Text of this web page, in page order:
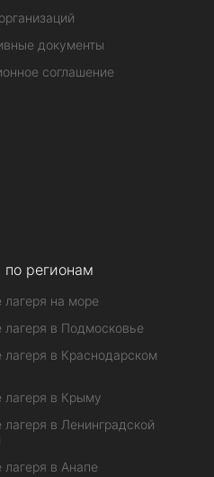
документы
соглашение
по регионам
лагеря на море
лагеря в Подмосковье
лагеря в Краснодарском
лагеря в Крыму
лагеря в Ленинградской
лагеря в Анапе